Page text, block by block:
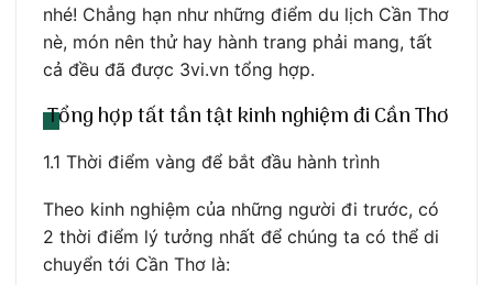
nhé! Chẳng hạn như những điểm du lịch Cần Thơ
nè, món nên thử hay hành trang phải mang, tất
cả đều đã được 3vi.vn tổng hợp.
Tổng hợp tất tần tật kinh nghiệm đi Cần Thơ
1.1 Thời điểm vàng để bắt đầu hành trình
Theo kinh nghiệm của những người đi trước, có
2 thời điểm lý tưởng nhất để chúng ta có thể di
chuyển tới Cần Thơ là: